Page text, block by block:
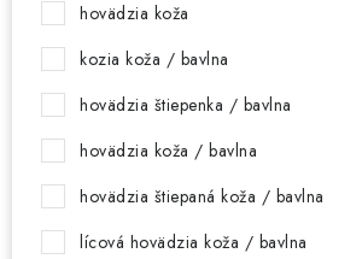
hovädzia koža
kozia koža / bavlna
hovädzia štiepenka / bavlna
hovädzia koža / bavlna
hovädzia štiepaná koža / bavlna
lícová hovädzia koža / bavlna